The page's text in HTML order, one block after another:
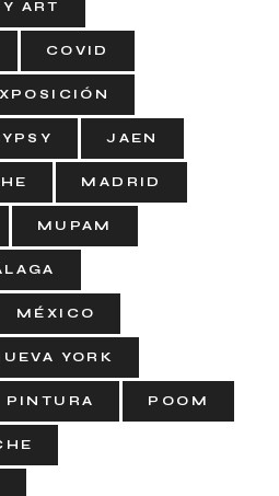
ART
COVID
JAEN
MADRID
MUPAM
MÉXICO
YORK
PINTURA POOM